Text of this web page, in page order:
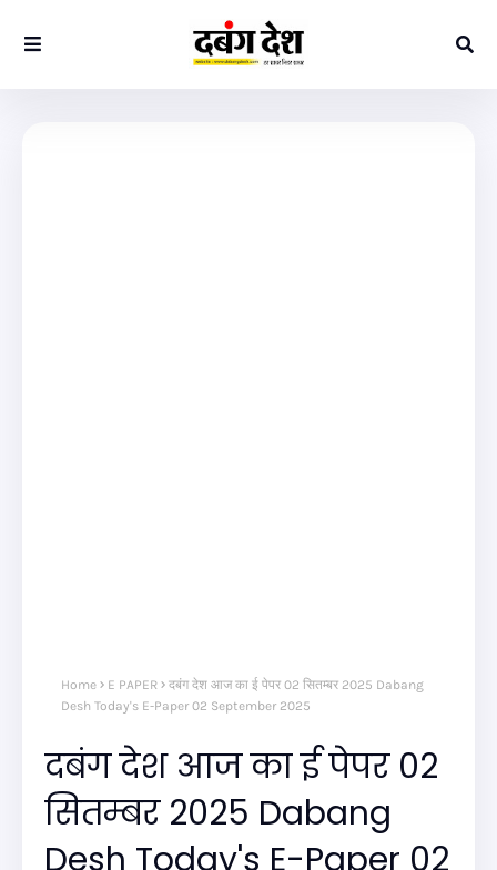
Home E PAPER
दबंग देश आज का ई पेपर 02 सितम्बर 2025 Dabang
Desh Today's E-Paper 02 September 2025
दबंग देश आज का ई पेपर 02
सितम्बर 2025 Dabang
Desh Today's E-Paper 02